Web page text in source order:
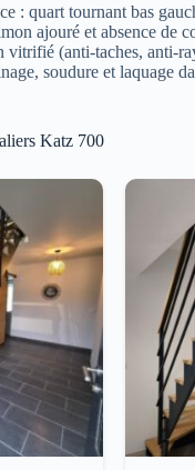
: quart tournant bas
ajouré et absence de
vitrifié (anti-taches, anti-
soudure et laquage
Katz 700